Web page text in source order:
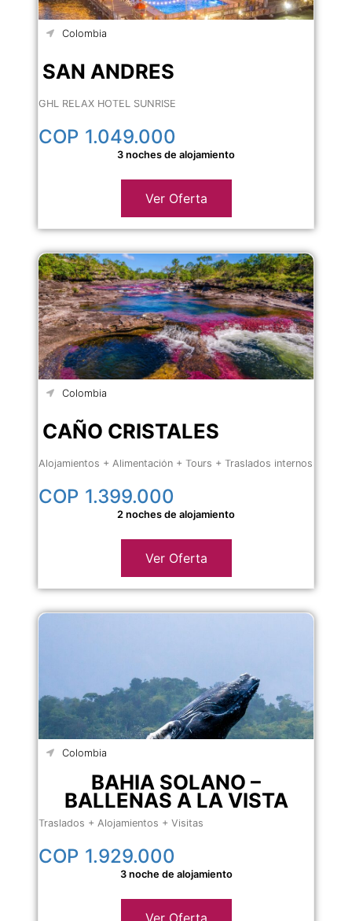
Colombia
SAN ANDRES
GHL RELAX HOTEL SUNRISE
COP 1.049.000
3 noches de alojamiento
Ver Oferta
Colombia
CAÑO CRISTALES
Alojamientos + Alimentación + Tours + Traslados internos
COP 1.399.000
2 noches de alojamiento
Ver Oferta
Colombia
BAHIA SOLANO –
BALLENAS A LA VISTA
Traslados + Alojamientos + Visitas
COP 1.929.000
3 noche de alojamiento
Ver Oferta